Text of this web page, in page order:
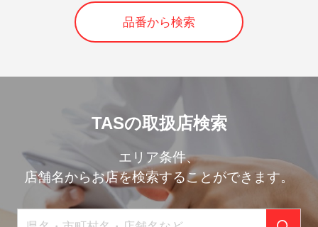
品番から検索
TASの取扱店検索
エリア条件、
店舗名からお店を検索することができます。